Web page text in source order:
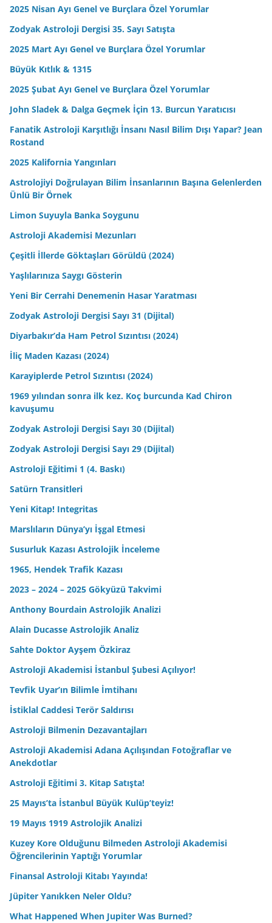
2025 Nisan Ayı Genel ve Burçlara Özel Yorumlar
Zodyak Astroloji Dergisi 35. Sayı Satışta
2025 Mart Ayı Genel ve Burçlara Özel Yorumlar
Büyük Kıtlık & 1315
2025 Şubat Ayı Genel ve Burçlara Özel Yorumlar
John Sladek & Dalga Geçmek İçin 13. Burcun Yaratıcısı
Fanatik Astroloji Karşıtlığı İnsanı Nasıl Bilim Dışı Yapar? Jean
Rostand
2025 Kalifornia Yangınları
Astrolojiyi Doğrulayan Bilim İnsanlarının Başına Gelenlerden
Ünlü Bir Örnek
Limon Suyuyla Banka Soygunu
Astroloji Akademisi Mezunları
Çeşitli İllerde Göktaşları Görüldü (2024)
Yaşlılarınıza Saygı Gösterin
Yeni Bir Cerrahi Denemenin Hasar Yaratması
Zodyak Astroloji Dergisi Sayı 31 (Dijital)
Diyarbakır’da Ham Petrol Sızıntısı (2024)
İliç Maden Kazası (2024)
Karayiplerde Petrol Sızıntısı (2024)
1969 yılından sonra ilk kez. Koç burcunda Kad Chiron
kavuşumu
Zodyak Astroloji Dergisi Sayı 30 (Dijital)
Zodyak Astroloji Dergisi Sayı 29 (Dijital)
Astroloji Eğitimi 1 (4. Baskı)
Satürn Transitleri
Yeni Kitap! Integritas
Marslıların Dünya’yı İşgal Etmesi
Susurluk Kazası Astrolojik İnceleme
1965, Hendek Trafik Kazası
2023 – 2024 – 2025 Gökyüzü Takvimi
Anthony Bourdain Astrolojik Analizi
Alain Ducasse Astrolojik Analiz
Sahte Doktor Ayşem Özkiraz
Astroloji Akademisi İstanbul Şubesi Açılıyor!
Tevfik Uyar’ın Bilimle İmtihanı
İstiklal Caddesi Terör Saldırısı
Astroloji Bilmenin Dezavantajları
Astroloji Akademisi Adana Açılışından Fotoğraflar ve
Anekdotlar
Astroloji Eğitimi 3. Kitap Satışta!
25 Mayıs’ta İstanbul Büyük Kulüp’teyiz!
19 Mayıs 1919 Astrolojik Analizi
Kuzey Kore Olduğunu Bilmeden Astroloji Akademisi
Öğrencilerinin Yaptığı Yorumlar
Finansal Astroloji Kitabı Yayında!
Jüpiter Yanıkken Neler Oldu?
What Happened When Jupiter Was Burned?